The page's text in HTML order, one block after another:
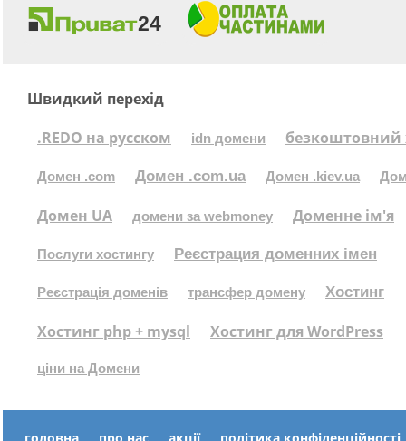
Швидкий перехід
.REDO на русском
idn домени безкоштовний
Домен .com Домен .com.ua Домен .kiev.ua
Домен UA домени за webmoney Доменне ім'я
Послуги хостингу Реєстрация доменних імен
Реєстрація доменів трансфер домену Хостинг
Хостинг php + mysql Хостинг для WordPress
ціни на Домени